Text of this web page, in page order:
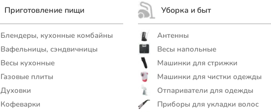
Приготовление пищи
Блендеры, кухонные комбайны
Вафельницы, сэндвичницы
Весы кухонные
Газовые плиты
Духовки
Кофеварки
Уборка и быт
Антенны
Весы напольные
Машинки для стрижки
Машинки для чистки одежды
Отпариватели для одежды
Приборы для укладки волос